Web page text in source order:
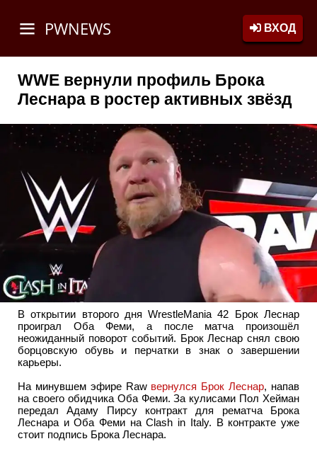
PWNEWS ВХОД
WWE вернули профиль Брока
Леснара в ростер активных звёзд
В открытии второго дня WrestleMania 42 Брок Леснар
проиграл Оба Феми, а после матча произошёл
неожиданный поворот событий. Брок Леснар снял свою
борцовскую обувь и перчатки в знак о завершении
карьеры.
На минувшем эфире Raw вернулся Брок Леснар, напав
на своего обидчика Оба Феми. За кулисами Пол Хейман
передал Адаму Пирсу контракт для рематча Брока
Леснара и Оба Феми на Clash in Italy. В контракте уже
стоит подпись Брока Леснара.